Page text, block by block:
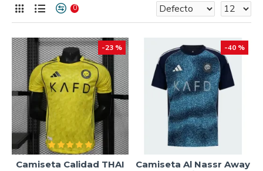
0
-23 %
Camiseta Calidad THAI
-40 %
Camiseta Al Nassr Away